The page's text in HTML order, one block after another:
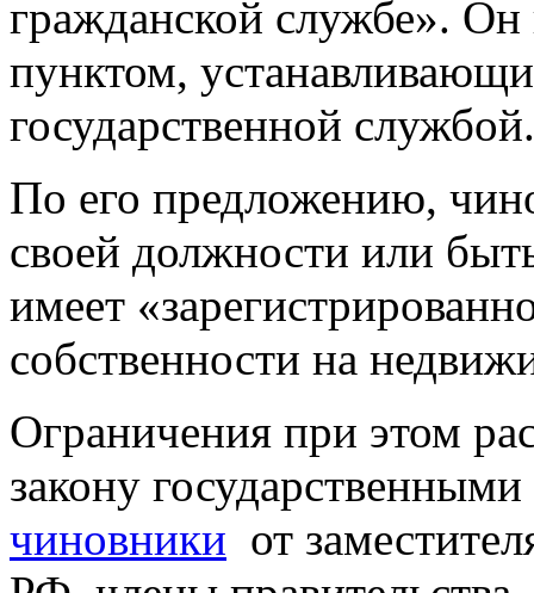
гражданской службе». Он
пунктом,
государственной службой.
По его предложению,
своей должности или
имеет
собственности на
Ограничения при этом
закону
чиновники от